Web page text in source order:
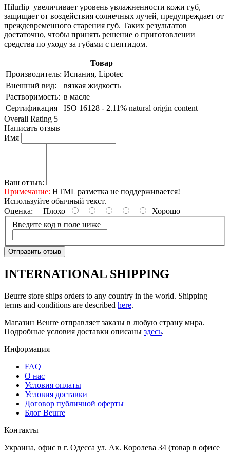
Hilurlip увеличивает уровень увлажненности кожи губ,
защищает от воздействия солнечных лучей, предупреждает от
преждевременного старения губ. Таких результатов
достаточно, чтобы принять решение о приготовлении
средства по уходу за губами с пептидом.
Товар
Производитель: Испания, Lipotec
Внешний вид:
вязкая жидкость
Растворимость: в масле
Сертификация
ISO 16128 - 2.11% natural origin content
Overall Rating 5
Написать отзыв
Имя
Ваш отзыв:
Примечание: HTML разметка не поддерживается!
Используйте обычный текст.
Оценка: Плохо
Хорошо
Введите код в поле ниже
Отправить отзыв
INTERNATIONAL SHIPPING
Beurre store ships orders to any country in the world. Shipping
terms and conditions are described here.
Магазин Beurre отправляет заказы в любую страну мира.
Подробные условия доставки описаны здесь.
Информация
FAQ
O нас
Условия оплаты
Условия доставки
Договор публичной оферты
Блог Beurre
Контакты
Украина, офис в г. Одесса ул. Ак. Королева 34 (товар в офисе